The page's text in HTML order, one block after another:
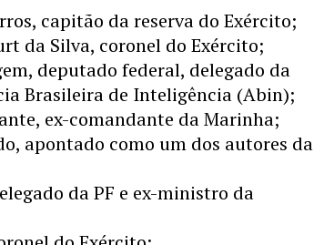
capitão da reserva do Exército;
da Silva, coronel do Exército;
deputado federal, delegado da
Brasileira de Inteligência (Abin);
ex-comandante da Marinha;
apontado como um dos autores da
da PF e ex-ministro da